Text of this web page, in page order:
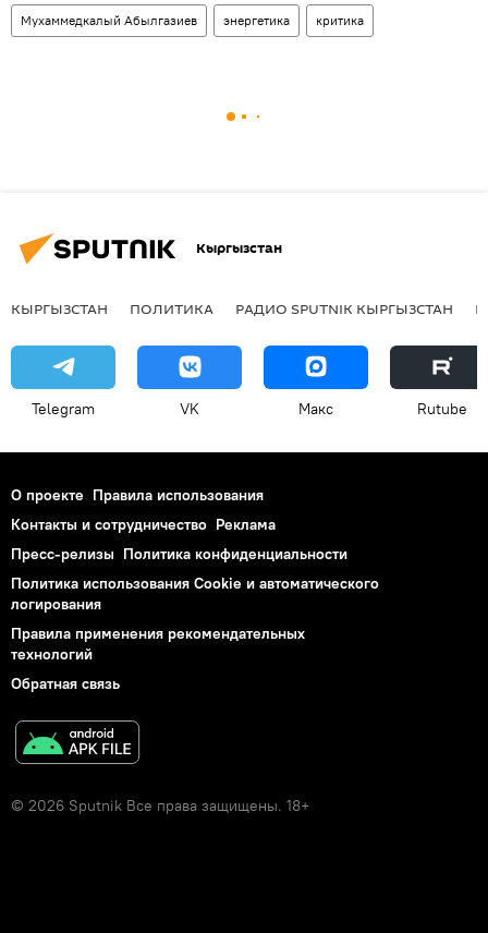
Мухаммедкалый Абылгазиев энергетика критика
Кыргызстан
КЫРГЫЗСТАН ПОЛИТИКА РАДИО SPUTNIK КЫРГЫЗСТАН
Telegram VK Макс Rutube
О проекте Правила использования
Контакты и сотрудничество Реклама
Пресс-релизы Политика конфиденциальности
Политика использования Cookie и автоматического
логирования
Правила применения рекомендательных
технологий
Обратная связь
© 2026 Sputnik Все права защищены. 18+